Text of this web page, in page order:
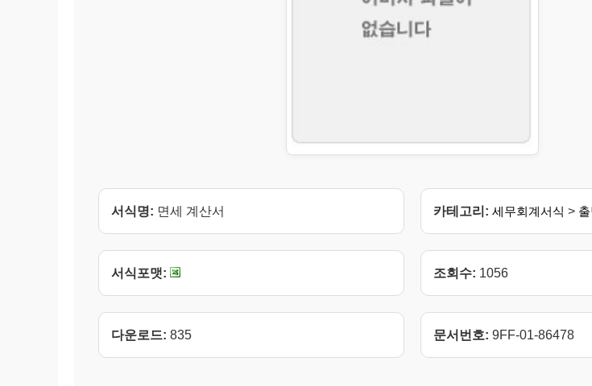
서식명: 면세 계산서 카테고리: 세무회계서식 >
서식포맷: 조회수: 1056
다운로드: 835 문서번호: 9FF-01-86478